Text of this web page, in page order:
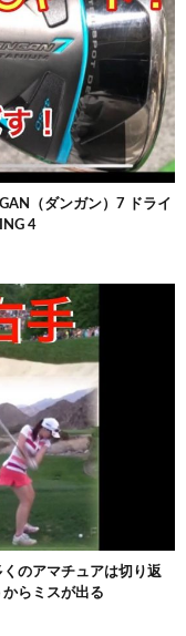
（ダンガン）7 ドライ
4
のアマチュアは切り返
らミスが出る